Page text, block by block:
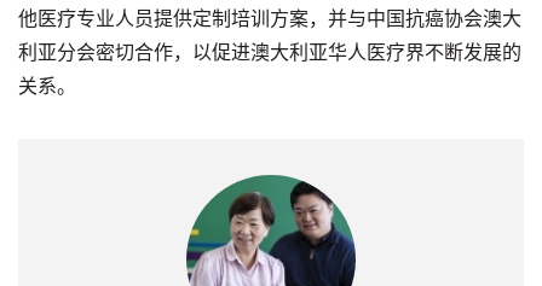
他医疗专业人员提供定制培训方案，并与中国抗癌协会澳大
利亚分会密切合作，以促进澳大利亚华人医疗界不断发展的
关系。